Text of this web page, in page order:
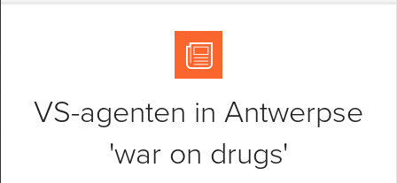
VS-agenten in Antwerpse
'war on drugs'